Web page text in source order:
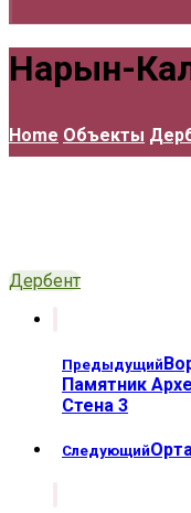
Нарын-
Home Объекты
Дербент
Предыдущий
Памятник
Стена 3
Следующий